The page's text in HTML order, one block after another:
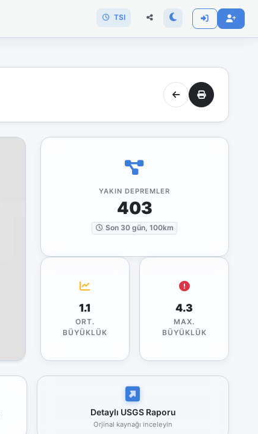
TSI
YAKIN DEPREMLER
403
Son 30 gün, 100km
1.1
ORT.
BÜYÜKLÜK
4.3
MAX.
BÜYÜKLÜK
Detaylı USGS Raporu
Orjinal kaynağı inceleyin